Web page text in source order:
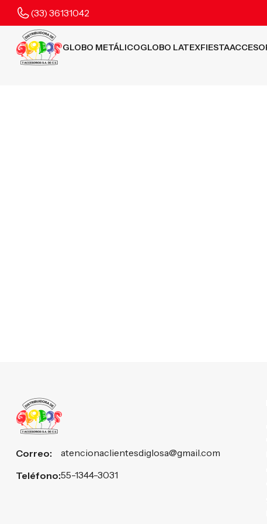
(33) 36131042
GLOBO METÁLICOGLOBO LATEXFIESTA
Correo:
Teléfono:
atencionaclientesdiglosa@gmail.com
55-1344-3031